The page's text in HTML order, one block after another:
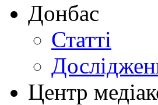
Донбас
Статті
Центр